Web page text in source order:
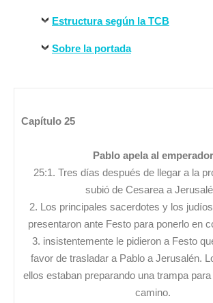
Estructura según la TCB
Sobre la portada
Capítulo 25
Pablo apela al emperador
25:1. Tres días después de llegar a la
subió de Cesarea a
2. Los principales sacerdotes y los
presentaron ante Festo para ponerlo en
3. insistentemente le pidieron a Festo
favor de trasladar a Pablo a Jerusalén.
ellos estaban preparando una trampa
camino.